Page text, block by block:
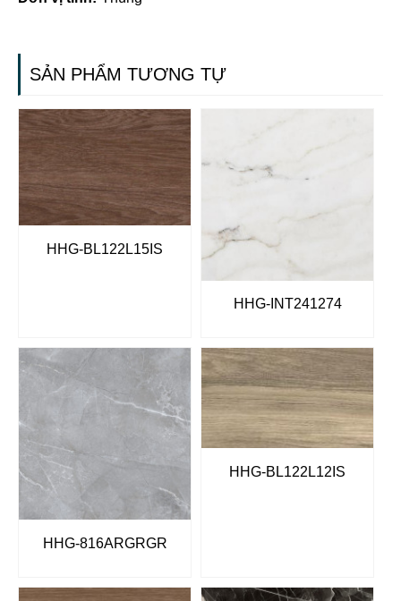
SẢN PHẨM TƯƠNG TỰ
HHG-BL122L15IS
HHG-INT241274
HHG-816ARGRGR
HHG-BL122L12IS